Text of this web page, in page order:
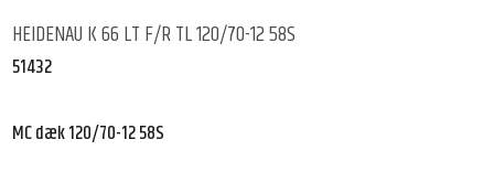
HEIDENAU K 66 LT F/R TL 120/70-12 58S
51432
MC dæk 120/70-12 58S